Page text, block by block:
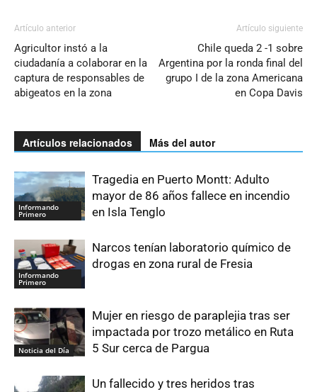
Artículo anterior
Agricultor instó a la
ciudadanía a colaborar en la
captura de responsables de
abigeatos en la zona
Artículo siguiente
Chile queda 2 -1 sobre
Argentina por la ronda final del
grupo I de la zona Americana
en Copa Davis
Artículos relacionados Más del autor
Informando
Primero
Tragedia en Puerto Montt: Adulto
mayor de 86 años fallece en incendio
en Isla Tenglo
Informando
Primero
Narcos tenían laboratorio químico de
drogas en zona rural de Fresia
Noticia del Día
Mujer en riesgo de paraplejia tras ser
impactada por trozo metálico en Ruta
5 Sur cerca de Pargua
Un fallecido y tres heridos tras